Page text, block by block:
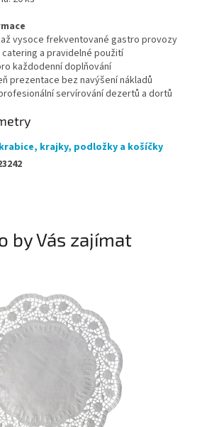
vysoce frekventované gastro provozy
a pravidelné použití
každodenní doplňování
prezentace bez navýšení nákladů
servírování dezertů a dortů
krajky, podložky a košíčky
by Vás zajímat